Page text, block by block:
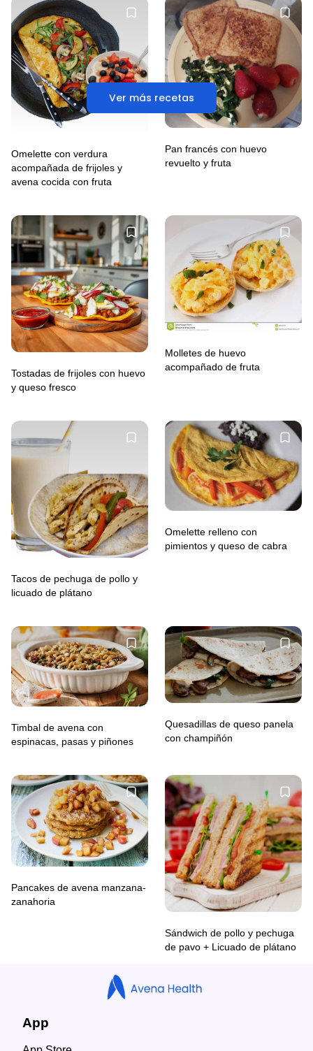
Ver más recetas
Omelette con verdura
acompañada de frijoles y
avena cocida con fruta
Pan francés con huevo
revuelto y fruta
Tostadas de frijoles con huevo
y queso fresco
Molletes de huevo
acompañado de fruta
Tacos de pechuga de pollo y
licuado de plátano
Omelette relleno con
pimientos y queso de cabra
Timbal de avena con
espinacas, pasas y piñones
Quesadillas de queso panela
con champiñón
Pancakes de avena manzana-
zanahoria
Sándwich de pollo y pechuga
de pavo + Licuado de plátano
App